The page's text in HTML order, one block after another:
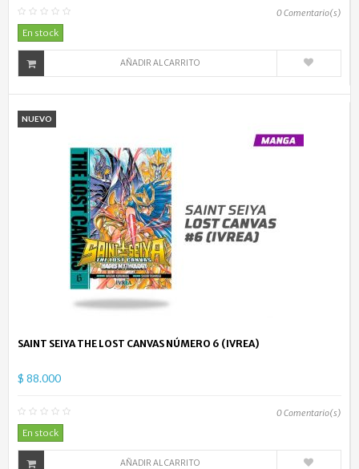
0Comentario(s)
En stock
AÑADIR AL CARRITO
NUEVO
SAINT SEIYA THE LOST CANVAS NÚMERO 6 (IVREA)
$ 88.000
0Comentario(s)
En stock
AÑADIR AL CARRITO